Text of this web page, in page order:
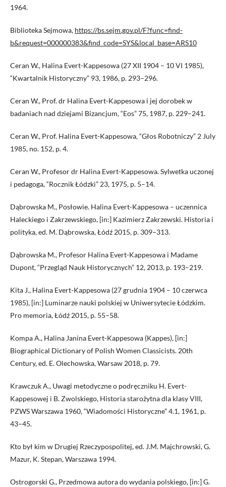
1964.
Biblioteka Sejmowa, https://bs.sejm.gov.pl/F?func=find-
b&request=000000383&find_code=SYS&local_base=ARS10
Ceran W., Halina Evert-Kappesowa (27 XII 1904 – 10 VI 1985),
“Kwartalnik Historyczny” 93, 1986, p. 293–296.
Ceran W., Prof. dr Halina Evert-Kappesowa i jej dorobek w
badaniach nad dziejami Bizancjum, “Eos” 75, 1987, p. 229–241.
Ceran W., Prof. Halina Evert-Kappesowa, “Głos Robotniczy” 2 July
1985, no. 152, p. 4.
Ceran W., Profesor dr Halina Evert-Kappesowa. Sylwetka uczonej
i pedagoga, “Rocznik Łódzki” 23, 1975, p. 5–14.
Dąbrowska M., Posłowie. Halina Evert-Kappesowa – uczennica
Haleckiego i Zakrzewskiego, [in:] Kazimierz Zakrzewski. Historia i
polityka, ed. M. Dąbrowska, Łódź 2015, p. 309–313.
Dąbrowska M., Profesor Halina Evert-Kappesowa i Madame
Dupont, “Przegląd Nauk Historycznych” 12, 2013, p. 193–219.
Kita J., Halina Evert-Kappesowa (27 grudnia 1904 – 10 czerwca
1985), [in:] Luminarze nauki polskiej w Uniwersytecie Łódzkim.
Pro memoria, Łódź 2015, p. 55–58.
Kompa A., Halina Janina Evert-Kappesowa (Kappes), [in:]
Biographical Dictionary of Polish Women Classicists. 20th
Century, ed. E. Olechowska, Warsaw 2018, p. 79.
Krawczuk A., Uwagi metodyczne o podręczniku H. Evert-
Kappesowej i B. Zwolskiego, Historia starożytna dla klasy VIII,
PZWS Warszawa 1960, “Wiadomości Historyczne” 4.1, 1961, p.
43–45.
Kto był kim w Drugiej Rzeczypospolitej, ed. J.M. Majchrowski, G.
Mazur, K. Stepan, Warszawa 1994.
Ostrogorski G., Przedmowa autora do wydania polskiego, [in:] G.